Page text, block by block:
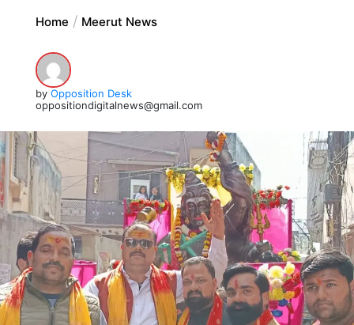
Home Meerut News
by Opposition Desk
oppositiondigitalnews@gmail.com